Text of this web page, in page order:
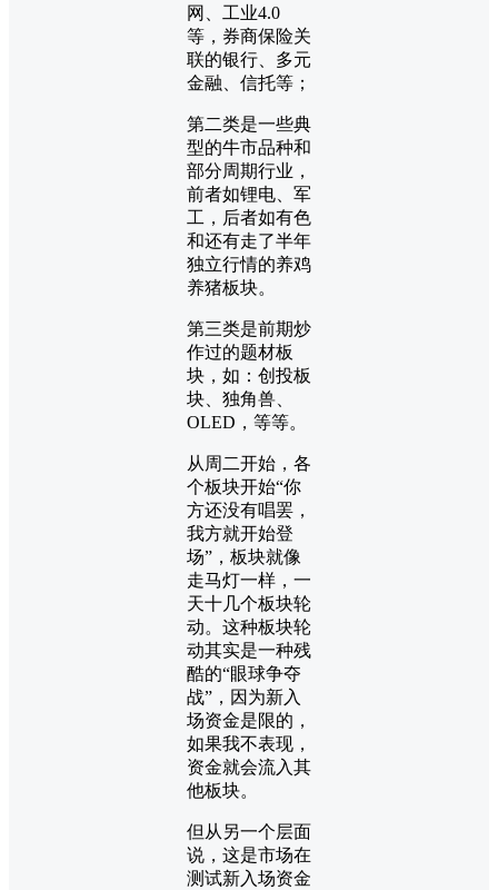
网、工业4.0
等，券商保险关
联的银行、多元
金融、信托等；
第二类是一些典
型的牛市品种和
部分周期行业，
前者如锂电、军
工，后者如有色
和还有走了半年
独立行情的养鸡
养猪板块。
第三类是前期炒
作过的题材板
块，如：创投板
块、独角兽、
OLED，等等。
从周二开始，各
个板块开始“你
方还没有唱罢，
我方就开始登
场”，板块就像
走马灯一样，一
天十几个板块轮
动。这种板块轮
动其实是一种残
酷的“眼球争夺
战”，因为新入
场资金是限的，
如果我不表现，
资金就会流入其
他板块。
但从另一个层面
说，这是市场在
测试新入场资金